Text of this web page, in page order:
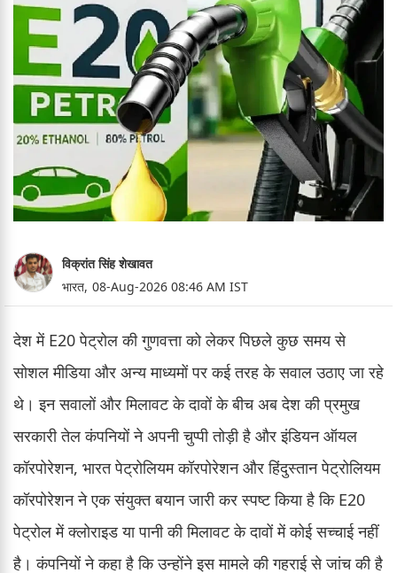
विक्रांत सिंह शेखावत
भारत, 08-Aug-2026 08:46 AM IST
देश में E20 पेट्रोल की गुणवत्ता को लेकर पिछले कुछ समय से
सोशल मीडिया और अन्य माध्यमों पर कई तरह के सवाल उठाए जा रहे
थे। इन सवालों और मिलावट के दावों के बीच अब देश की प्रमुख
सरकारी तेल कंपनियों ने अपनी चुप्पी तोड़ी है और इंडियन ऑयल
कॉरपोरेशन, भारत पेट्रोलियम कॉरपोरेशन और हिंदुस्तान पेट्रोलियम
कॉरपोरेशन ने एक संयुक्त बयान जारी कर स्पष्ट किया है कि E20
पेट्रोल में क्लोराइड या पानी की मिलावट के दावों में कोई सच्चाई नहीं
है। कंपनियों ने कहा है कि उन्होंने इस मामले की गहराई से जांच की है